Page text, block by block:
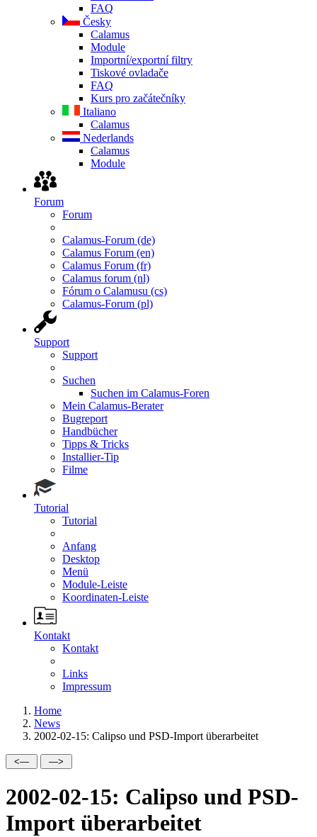
FAQ
Česky
Calamus
Module
Importní/exportní filtry
Tiskové ovladače
FAQ
Kurs pro začátečníky
Italiano
Calamus
Nederlands
Calamus
Module
Forum
Forum
Calamus-Forum (de)
Calamus Forum (en)
Calamus Forum (fr)
Calamus forum (nl)
Fórum o Calamusu (cs)
Calamus-Forum (pl)
Support
Support
Suchen
Suchen im Calamus-Foren
Mein Calamus-Berater
Bugreport
Handbücher
Tipps & Tricks
Installier-Tip
Filme
Tutorial
Tutorial
Anfang
Desktop
Menü
Module-Leiste
Koordinaten-Leiste
Kontakt
Kontakt
Links
Impressum
Home
News
2002-02-15: Calipso und PSD-Import überarbeitet
2002-02-15: Calipso und PSD-
Import überarbeitet